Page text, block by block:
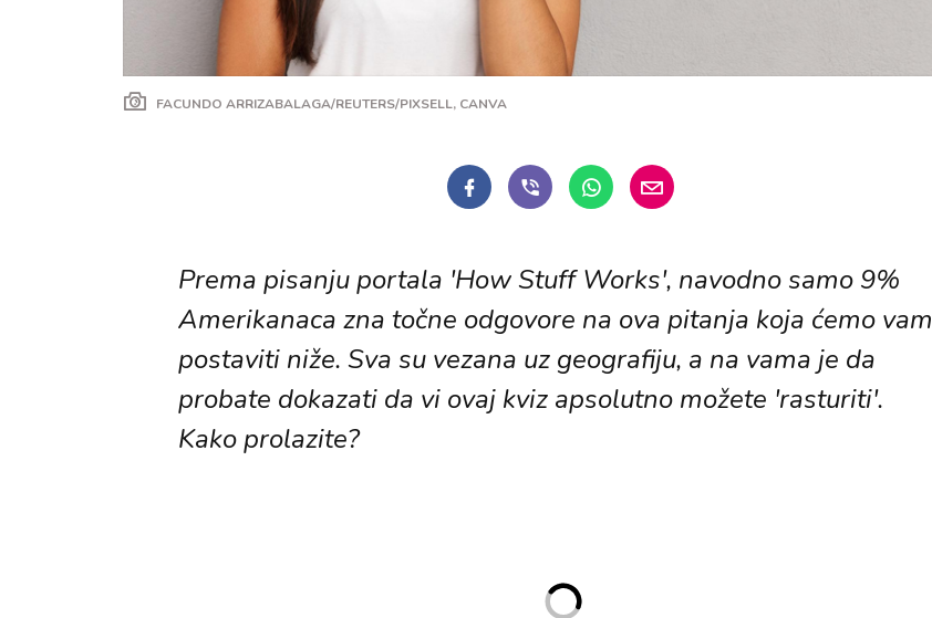
FACUNDO ARRIZABALAGA/REUTERS/PIXSELL, CANVA
Prema pisanju portala 'How Stuff Works', navodno samo 9%
Amerikanaca zna točne odgovore na ova pitanja koja ćemo vam
postaviti niže. Sva su vezana uz geografiju, a na vama je da
probate dokazati da vi ovaj kviz apsolutno možete 'rasturiti'.
Kako prolazite?